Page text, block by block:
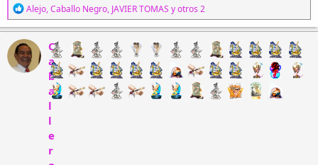
R
e
a
c
c
i
o
Alejo,Caballo Negro, JAVIER TOMAS y otros 2
C
a
b
a
l
l
e
r